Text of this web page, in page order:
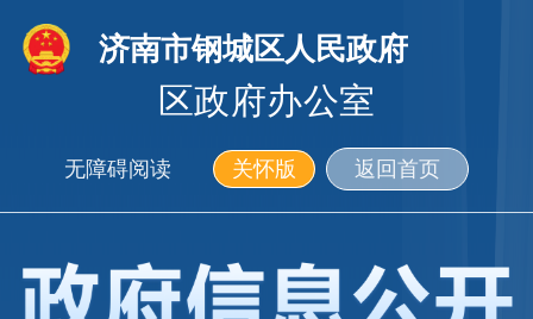
济南市钢城区人民政府
区政府办公室
无障碍阅读 关怀版 返回首页